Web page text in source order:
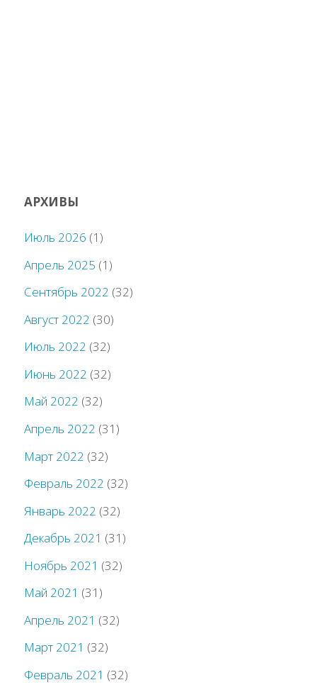
АРХИВЫ
Июль 2026 (1)
Апрель 2025 (1)
Сентябрь 2022 (32)
Август 2022 (30)
Июль 2022 (32)
Июнь 2022 (32)
Май 2022 (32)
Апрель 2022 (31)
Март 2022 (32)
Февраль 2022 (32)
Январь 2022 (32)
Декабрь 2021 (31)
Ноябрь 2021 (32)
Май 2021 (31)
Апрель 2021 (32)
Март 2021 (32)
Февраль 2021 (32)